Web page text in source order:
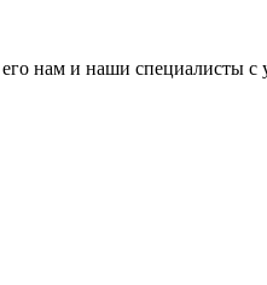
нам и наши специалисты с